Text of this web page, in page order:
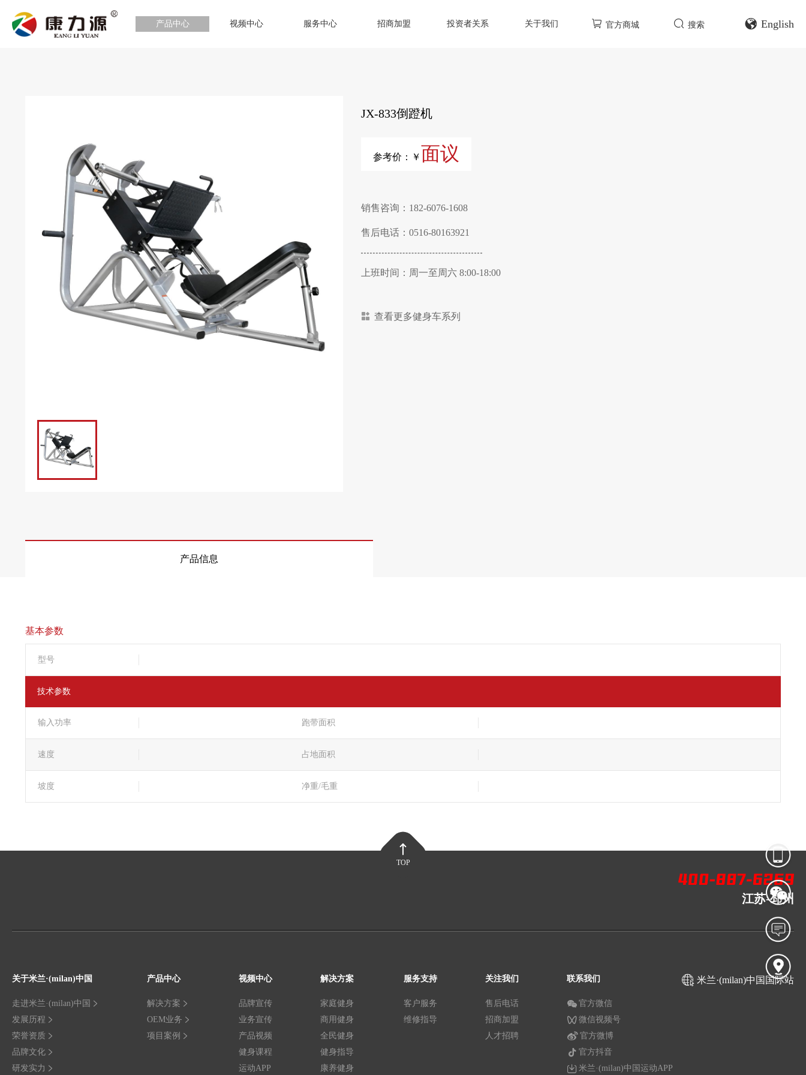
产品中心 视频中心 服务中心 招商加盟 投资者关系 关于我们 官方商城 搜索 English
JX-833倒蹬机
参考价：￥面议
销售咨询：182-6076-1608
售后电话：0516-80163921
上班时间：周一至周六 8:00-18:00
查看更多健身车系列
产品信息
基本参数
型号
技术参数
输入功率 跑带面积
速度 占地面积
坡度 净重/毛重
TOP
江苏-邳州
关于米兰·(milan)中国
走进米兰·(milan)中国
发展历程
荣誉资质
品牌文化
研发实力
产品中心
解决方案
OEM业务
项目案例
视频中心
品牌宣传
业务宣传
产品视频
健身课程
运动APP
解决方案
家庭健身
商用健身
全民健身
健身指导
康养健身
服务支持
客户服务
维修指导
关注我们
售后电话
招商加盟
人才招聘
联系我们
官方微信
微信视频号
官方微博
官方抖音
米兰·(milan)中国运动APP
米兰·(milan)中国国际站